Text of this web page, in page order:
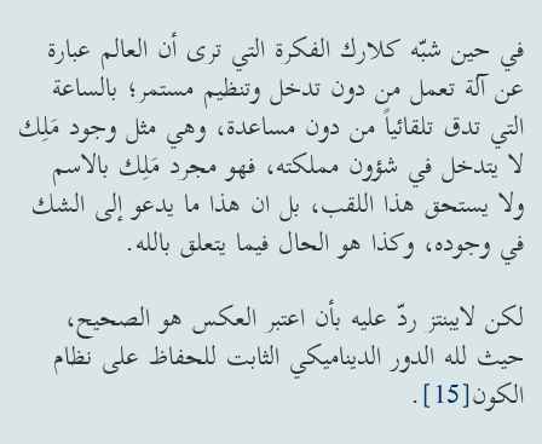
في حين شبّه كلارك الفكرة التي ترى أن العالم عبارة
عن آلة تعمل من دون تدخل وتنظيم مستمر؛ بالساعة
التي تدق تلقائياً من دون مساعدة، وهي مثل وجود مَلِك
لا يتدخل في شؤون مملكته، فهو مجرد مَلِك بالاسم
ولا يستحق هذا اللقب، بل ان هذا ما يدعو إلى الشك
في وجوده، وكذا هو الحال فيما يتعلق بالله.
لكن لايبنتز ردّ عليه بأن اعتبر العكس هو الصحيح،
حيث لله الدور الديناميكي الثابت للحفاظ على نظام
الكون[15]
.